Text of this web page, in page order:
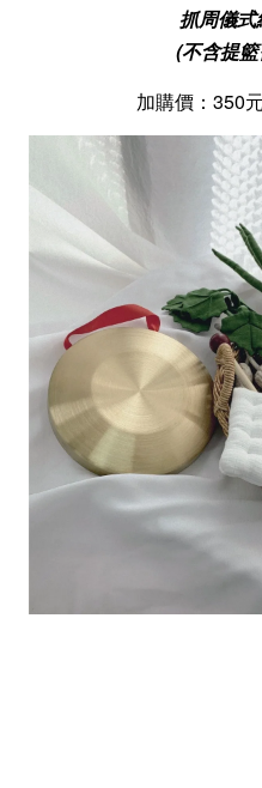
抓周儀
(不含提
加購價 ：350